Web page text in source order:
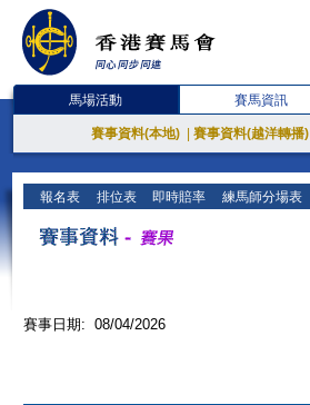
馬場活動 賽馬資訊
賽事資料(本地) 賽事資料(越洋轉播)
報名表 排位表 即時賠率 練馬師分場表
賽事日期: 08/04/2026